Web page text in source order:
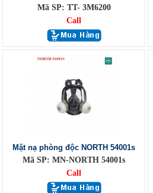
Mã SP: TT- 3M6200
Call
Mặt nạ phòng độc NORTH 54001s
Mã SP: MN-NORTH 54001s
Call